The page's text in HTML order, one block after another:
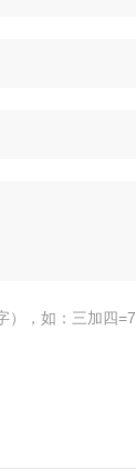
），如：三加四=7